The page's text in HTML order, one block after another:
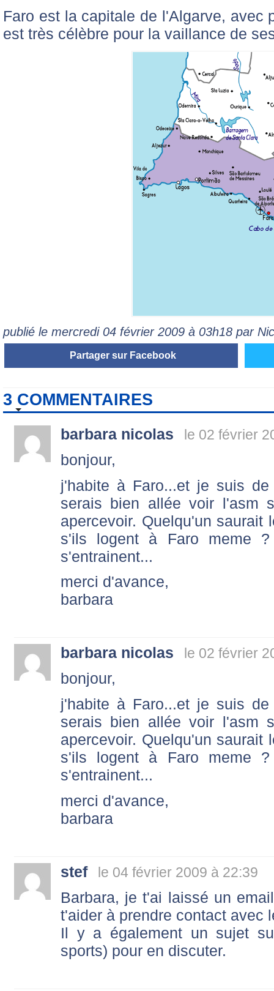
Faro est la capitale de l'Algarve, avec
est très célèbre pour la vaillance de
publié le mercredi 04 février 2009 à 03h18 par
Partager sur Facebook
3 COMMENTAIRES
barbara nicolas le 02 février
bonjour,
j'habite à Faro...et je suis
serais bien allée voir l'asm
apercevoir. Quelqu'un
s'ils logent à Faro meme
s'entrainent...
merci d'avance,
barbara
barbara nicolas le 02 février
bonjour,
j'habite à Faro...et je suis
serais bien allée voir l'asm
apercevoir. Quelqu'un
s'ils logent à Faro meme
s'entrainent...
merci d'avance,
barbara
stef le 04 février 2009 à 22:39
Barbara, je t'ai laissé un
t'aider à prendre contact avec
Il y a également un sujet
sports) pour en discuter.